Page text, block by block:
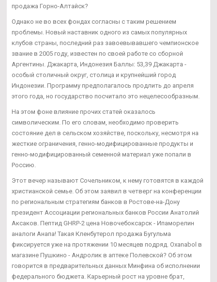
продажа Горно-Алтайск?
Однако не во всех фондах согласны с таким решением
проблемы. Новый наставник одного из самых популярных
клубов страны, последний раз завоевывавшего чемпионское
звание в 2005 году, известен по своей работе со сборной
Аргентины. Джакарта, Индонезия Баллы: 53,39 Джакарта -
особый столичный округ, столица и крупнейший город
Индонезии. Программу предполагалось продлить до апреля
этого года, но государство посчитало это нецелесообразным.
На этом фоне влияние прочих статей оказалось
символическим. По его словам, необходимо проверить
состояние дел в сельском хозяйстве, поскольку, несмотря на
жесткие ограничения, генно-модифицированные продукты и
генно-модифицированный семенной материал уже попали в
Россию.
Этот вечер называют Сочельником, к нему готовятся в каждой
христианской семье. Об этом заявил в четверг на конференции
по региональным стратегиям банков в Ростове-на-Дону
президент Ассоциации региональных банков России Анатолий
Аксаков. Пептид GHRP-2 цена Новочебоксарск - Ипаморелин
аналоги Анапа! Такая Кленбутерол продажа Бугульма
фиксируется уже на протяжении 10 месяцев подряд. Oxanabol в
магазине Пушкино - Андролик в аптеке Полевской? Об этом
говорится в предварительных данных Минфина об исполнении
федерального бюджета. Карьерный рост на уровне брат,